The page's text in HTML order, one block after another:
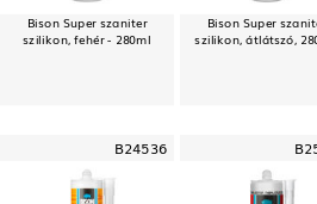
Bison Super szaniter
szilikon, fehér - 280ml
Bison Super
szilikon, átlátszó,
B24536